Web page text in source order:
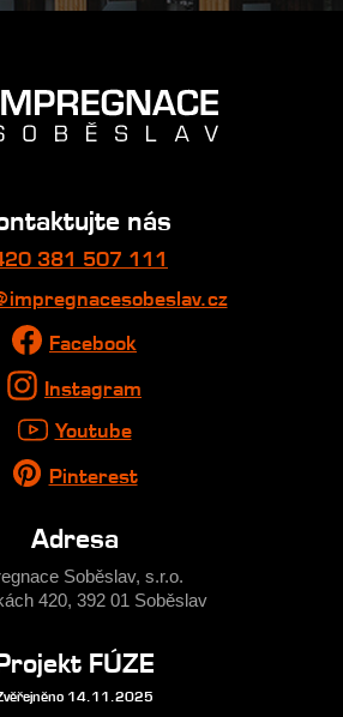
nás
381 507 111
Facebook
Instagram
Youtube
Pinterest
Adresa
Soběslav, s.r.o.
420, 392 01 Soběslav
FÚZE
14.11.2025